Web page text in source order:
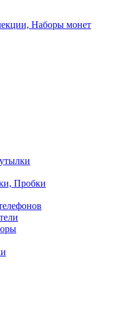
Наборы монет
Пробки